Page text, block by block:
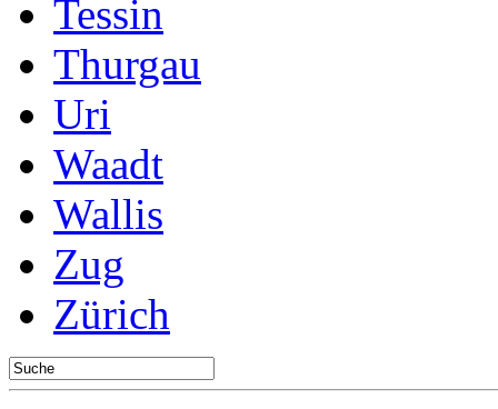
Tessin
Thurgau
Uri
Waadt
Wallis
Zug
Zürich